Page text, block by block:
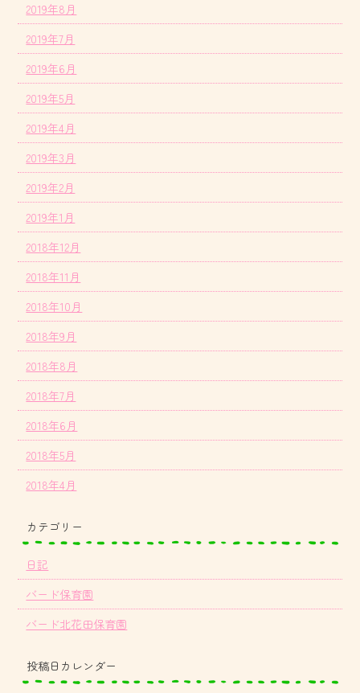
2019年8月
2019年7月
2019年6月
2019年5月
2019年4月
2019年3月
2019年2月
2019年1月
2018年12月
2018年11月
2018年10月
2018年9月
2018年8月
2018年7月
2018年6月
2018年5月
2018年4月
カテゴリー
日記
バード保育園
バード北花田保育園
投稿日カレンダー